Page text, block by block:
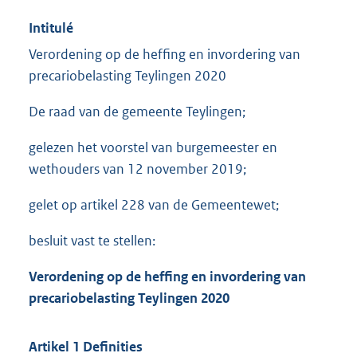
Intitulé
Verordening op de heffing en invordering van
precariobelasting Teylingen 2020
De raad van de gemeente Teylingen;
gelezen het voorstel van burgemeester en
wethouders van 12 november 2019;
gelet op artikel 228 van de Gemeentewet;
besluit vast te stellen:
Verordening op de heffing en invordering van
precariobelasting Teylingen 2020
Artikel 1 Definities